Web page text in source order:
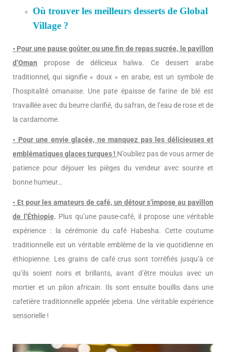
Où trouver les meilleurs desserts de Global
Village ?
• Pour une pause goûter ou une fin de repas sucrée, le pavillon
d’Oman propose de délicieux halwa. Ce dessert arabe
traditionnel, qui signifie « doux » en arabe, est un symbole de
l’hospitalité omanaise. Une pate épaisse de farine de blé est
travaillée avec du beurre clarifié, du safran, de l’eau de rose et de
la cardamome.
• Pour une envie glacée, ne manquez pas les délicieuses et
emblématiques glaces turques ! N’oubliez pas de vous armer de
patience pour déjouer les pièges du vendeur avec sourire et
bonne humeur…
• Et pour les amateurs de café, un détour s’impose au pavillon
de l’Éthiopie. Plus qu’une pause-café, il propose une véritable
expérience : la cérémonie du café Habesha. Cette coutume
traditionnelle est un véritable emblème de la vie quotidienne en
éthiopienne. Les grains de café crus sont torréfiés jusqu’à ce
qu’ils soient noirs et brillants, avant d’être moulus avec un
mortier et un pilon africain. Ils sont ensuite bouillis dans une
cafetière traditionnelle appelée jebena. Une véritable expérience
sensorielle !